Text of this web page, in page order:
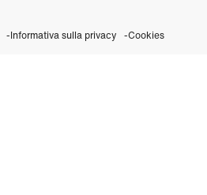
Informativa sulla privacy Cookies